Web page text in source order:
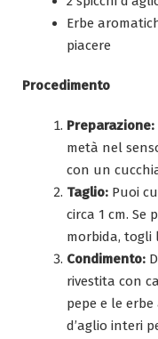
Erbe
piacere
Procedimento
Preparazione:
metà nel
con un
Taglio: Puoi
circa 1 cm. Se
morbida, togli
Condimento:
rivestita con
pepe e le
d’aglio interi